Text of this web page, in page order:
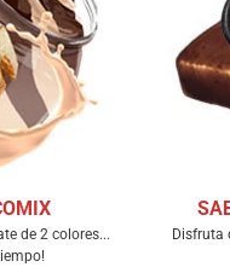
de 2 colores...
Disfruta